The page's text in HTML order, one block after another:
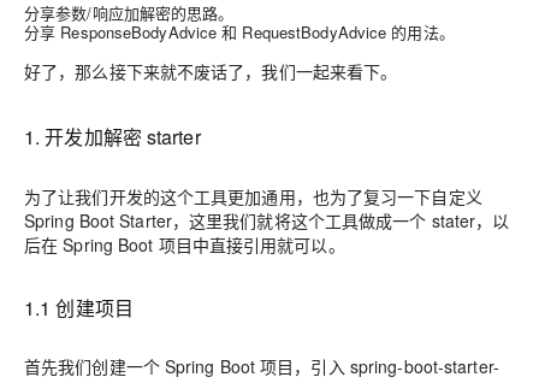
分享参数/响应加解密的思路。
分享 ResponseBodyAdvice 和 RequestBodyAdvice 的用法。
好了，那么接下来就不废话了，我们一起来看下。
1. 开发加解密 starter
为了让我们开发的这个工具更加通用，也为了复习一下自定义
Spring Boot Starter，这里我们就将这个工具做成一个 stater，以
后在 Spring Boot 项目中直接引用就可以。
1.1 创建项目
首先我们创建一个 Spring Boot 项目，引入 spring-boot-starter-